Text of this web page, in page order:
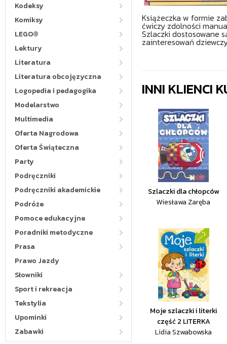
Kodeksy
Komiksy
LEGO®
Lektury
Literatura
Literatura obcojęzyczna
Logopedia i pedagogika
Modelarstwo
Multimedia
Oferta Nagrodowa
Oferta Świąteczna
Party
Podręczniki
Podręczniki akademickie
Podróże
Pomoce edukacyjne
Poradniki metodyczne
Prasa
Prawo Jazdy
Słowniki
Sport i rekreacja
Tekstylia
Upominki
Zabawki
Książeczka w formie
ćwiczy zdolności
Szlaczki dostosowane
zainteresowań
INNI KLIENCI
Szlaczki dla chłopców
Wiesława Zaręba
Moje szlaczki i literki
część 2 LITERKA
Lidia Szwabowska